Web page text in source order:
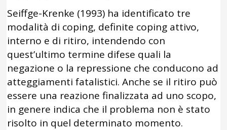
Seiffge-Krenke (1993) ha identificato tre
modalità di coping, definite coping attivo,
interno e di ritiro, intendendo con
quest’ultimo termine difese quali la
negazione o la repressione che conducono ad
atteggiamenti fatalistici. Anche se il ritiro può
essere una reazione finalizzata ad uno scopo,
in genere indica che il problema non è stato
risolto in quel determinato momento.